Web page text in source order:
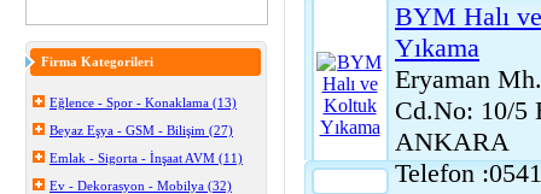
Firma Kategorileri
Eğlence - Spor - Konaklama (13)
Beyaz Eşya - GSM - Bilişim (27)
Emlak - Sigorta - İnşaat AVM (11)
Ev - Dekorasyon - Mobilya (32)
BYM Halı
Yıkama
Eryaman
Cd.No: 10/5
ANKARA
Telefon